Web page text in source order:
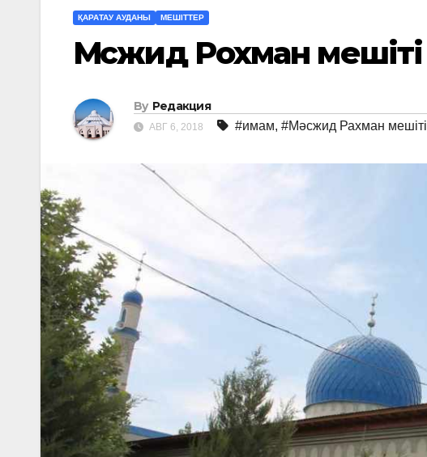
ҚАРАТАУ АУДАНЫ МЕШІТТЕР
Мәсжид Рохман мешіті
By Редакция
АВГ 6, 2018 #имам, #Мәсжид Рахман мешіті